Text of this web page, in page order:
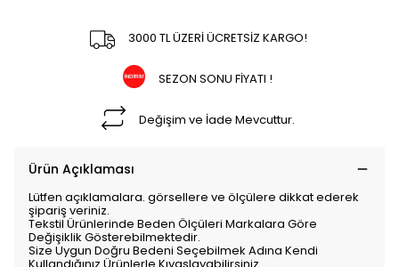
3000 TL ÜZERİ ÜCRETSİZ KARGO!
SEZON SONU FİYATI !
Değişim ve İade Mevcuttur.
Ürün Açıklaması
Lütfen açıklamalara. görsellere ve ölçülere dikkat ederek
şipariş veriniz.
Tekstil Ürünlerinde Beden Ölçüleri Markalara Göre
Değişiklik Gösterebilmektedir.
Size Uygun Doğru Bedeni Seçebilmek Adına Kendi